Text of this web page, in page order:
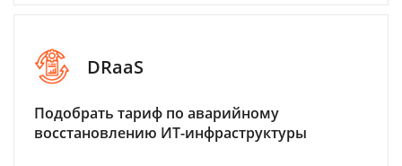
DRaaS
Подобрать тариф по аварийному
восстановлению ИТ-инфраструктуры